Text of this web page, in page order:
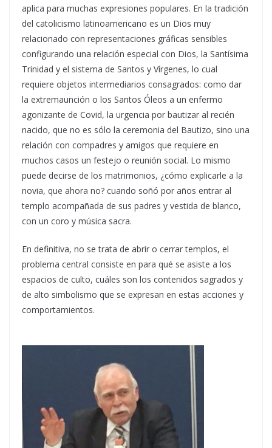
aplica para muchas expresiones populares. En la tradición
del catolicismo latinoamericano es un Dios muy
relacionado con representaciones gráficas sensibles
configurando una relación especial con Dios, la Santísima
Trinidad y el sistema de Santos y Vírgenes, lo cual
requiere objetos intermediarios consagrados: como dar
la extremaunción o los Santos Óleos a un enfermo
agonizante de Covid, la urgencia por bautizar al recién
nacido, que no es sólo la ceremonia del Bautizo, sino una
relación con compadres y amigos que requiere en
muchos casos un festejo o reunión social. Lo mismo
puede decirse de los matrimonios, ¿cómo explicarle a la
novia, que ahora no? cuando soñó por años entrar al
templo acompañada de sus padres y vestida de blanco,
con un coro y música sacra.
En definitiva, no se trata de abrir o cerrar templos, el
problema central consiste en para qué se asiste a los
espacios de culto, cuáles son los contenidos sagrados y
de alto simbolismo que se expresan en estas acciones y
comportamientos.